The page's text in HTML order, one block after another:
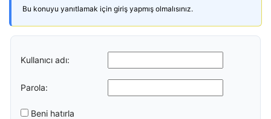
Bu konuyu yanıtlamak için giriş yapmış olmalısınız.
Kullanıcı adı:
Parola:
Beni hatırla